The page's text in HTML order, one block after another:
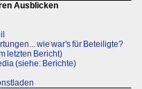
Ausblicken
wie war's für Beteiligte?
letzten Bericht)
(siehe: Berichte)